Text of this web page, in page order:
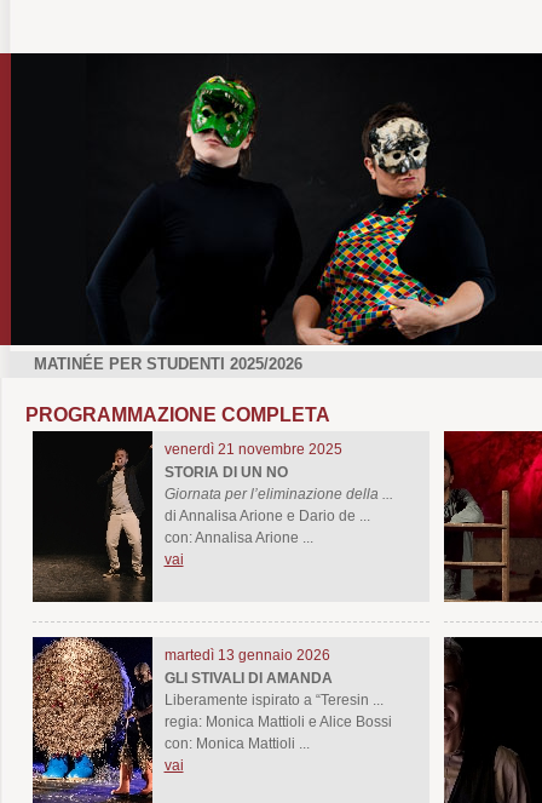
MATINÉE PER STUDENTI 2025/2026
PROGRAMMAZIONE COMPLETA
venerdì 21 novembre 2025
STORIA DI UN NO
Giornata per l’eliminazione della ...
di Annalisa Arione e Dario de ...
con: Annalisa Arione ...
vai
martedì 13 gennaio 2026
GLI STIVALI DI AMANDA
Liberamente ispirato a “Teresin ...
regia: Monica Mattioli e Alice Bossi
con: Monica Mattioli ...
vai